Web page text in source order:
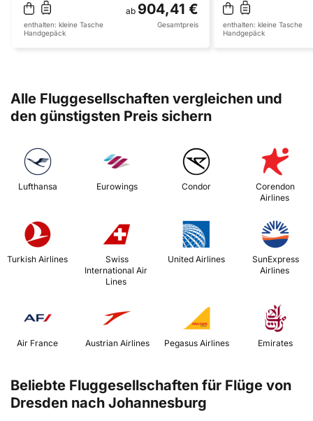
ab 904,41 €
enthalten: kleine Tasche
Handgepäck
Gesamtpreis enthalten: kleine Tasche
Handgepäck
Alle Fluggesellschaften vergleichen und
den günstigsten Preis sichern
Lufthansa Eurowings Condor
Corendon
Airlines
Turkish Airlines
International Air
Lines
United Airlines
Airlines
Air France Austrian Airlines Emirates
Beliebte Fluggesellschaften für Flüge von
Dresden nach Johannesburg